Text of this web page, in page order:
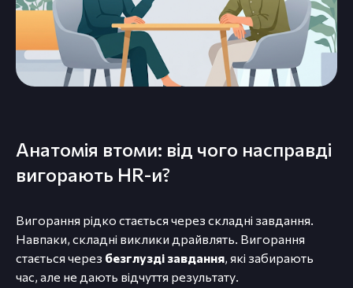
Анатомія втоми: від чого насправді
вигорають HR-и?
Вигорання рідко стається через складні завдання.
Навпаки, складні виклики драйвлять. Вигорання
стається через безглузді завдання, які забирають
час, але не дають відчуття результату.